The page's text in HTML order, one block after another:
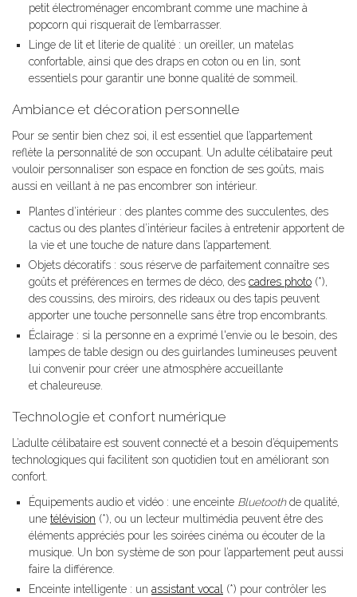
petit électroménager encombrant comme une machine à
popcorn qui risquerait de l’embarrasser.
Linge de lit et literie de qualité : un oreiller, un matelas
confortable, ainsi que des draps en coton ou en lin, sont
essentiels pour garantir une bonne qualité de sommeil.
Ambiance et décoration personnelle
Pour se sentir bien chez soi, il est essentiel que l’appartement
reflète la personnalité de son occupant. Un adulte célibataire peut
vouloir personnaliser son espace en fonction de ses goûts, mais
aussi en veillant à ne pas encombrer son intérieur.
Plantes d’intérieur : des plantes comme des succulentes, des
cactus ou des plantes d’intérieur faciles à entretenir apportent de
la vie et une touche de nature dans l’appartement.
Objets décoratifs : sous réserve de parfaitement connaître ses
goûts et préférences en termes de déco, des cadres photo (*),
des coussins, des miroirs, des rideaux ou des tapis peuvent
apporter une touche personnelle sans être trop encombrants.
Éclairage : si la personne en a exprimé l'envie ou le besoin, des
lampes de table design ou des guirlandes lumineuses peuvent
lui convenir pour créer une atmosphère accueillante
et chaleureuse.
Technologie et confort numérique
L’adulte célibataire est souvent connecté et a besoin d’équipements
technologiques qui facilitent son quotidien tout en améliorant son
confort.
Équipements audio et vidéo : une enceinte Bluetoothde qualité,
une télévision (*), ou un lecteur multimédia peuvent être des
éléments appréciés pour les soirées cinéma ou écouter de la
musique. Un bon système de son pour l’appartement peut aussi
faire la différence.
Enceinte intelligente : un assistant vocal (*) pour contrôler les